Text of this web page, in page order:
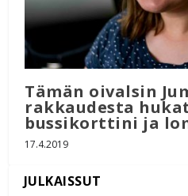
Tämän oivalsin
rakkaudesta
bussikorttini ja
17.4.2019